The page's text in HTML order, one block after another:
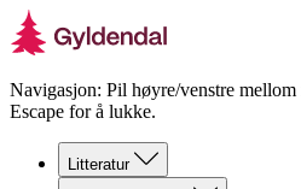
Navigasjon: Pil høyre/venstre mellom
Escape for å lukke.
Litteratur